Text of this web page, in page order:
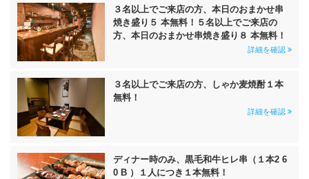
３名以上でご来店の方、本日のおまかせ串
焼き盛り５ 本無料！５名以上でご来店の
方、本日のおまかせ串焼き盛り８ 本無料！
詳細を確認
３名以上でご来店の方、しゃか麦焼酎１本
無料！
詳細を確認
ディナー時のみ、黒毛和牛ヒレ串（１本2 6
0 B ）１人につき１本無料！